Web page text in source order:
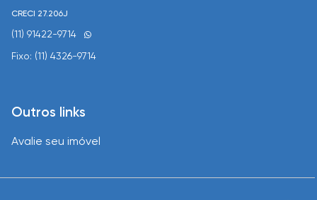
CRECI 27.206J
(11) 91422-9714
Fixo: (11) 4326-9714
Outros links
Avalie seu imóvel